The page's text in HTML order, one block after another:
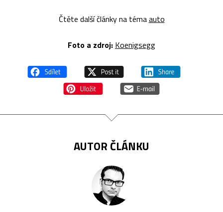
Čtěte další články na témaauto
Foto a zdroj: Koenigsegg
AUTOR ČLÁNKU